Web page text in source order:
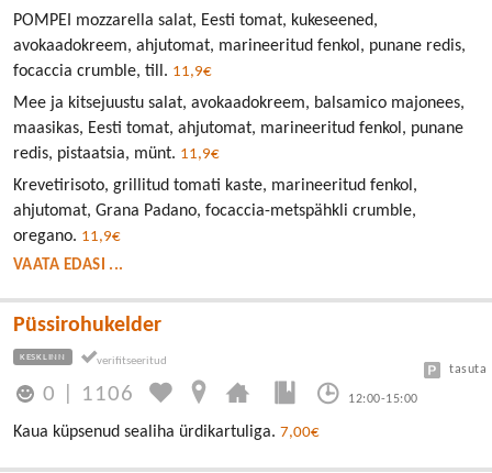
POMPEI mozzarella salat, Eesti tomat, kukeseened,
avokaadokreem, ahjutomat, marineeritud fenkol, punane redis,
focaccia crumble, till. 11,9€
Mee ja kitsejuustu salat, avokaadokreem, balsamico majonees,
maasikas, Eesti tomat, ahjutomat, marineeritud fenkol, punane
redis, pistaatsia, münt. 11,9€
Krevetirisoto, grillitud tomati kaste, marineeritud fenkol,
ahjutomat, Grana Padano, focaccia-metspähkli crumble,
oregano. 11,9€
VAATA EDASI ...
Püssirohukelder
KESKLINN
0 1106 12:00-15:00
tasuta
Kaua küpsenud sealiha ürdikartuliga. 7,00€